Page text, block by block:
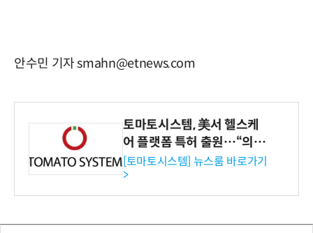
안수민 기자 smahn@etnews.com
토마토시스템, 美서 헬스케
어 플랫폼 특허 출원…“의료
기관·보험사 공략”
[토마토시스템] 뉴스룸 바로가기
>